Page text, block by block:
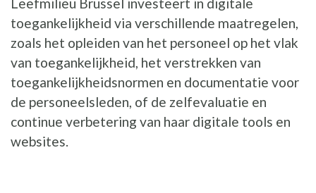
Leefmilieu Brussel investeert in digitale
toegankelijkheid via verschillende maatregelen,
zoals het opleiden van het personeel op het vlak
van toegankelijkheid, het verstrekken van
toegankelijkheidsnormen en documentatie voor
de personeelsleden, of de zelfevaluatie en
continue verbetering van haar digitale tools en
websites.